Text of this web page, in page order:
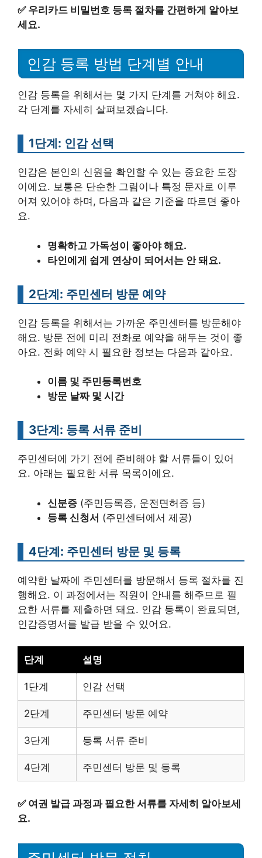
✅ 우리카드 비밀번호 등록 절차를 간편하게 알아보
세요.
인감 등록 방법 단계별 안내
인감 등록을 위해서는 몇 가지 단계를 거쳐야 해요.
각 단계를 자세히 살펴보겠습니다.
1단계: 인감 선택
인감은 본인의 신원을 확인할 수 있는 중요한 도장
이에요. 보통은 단순한 그림이나 특정 문자로 이루
어져 있어야 하며, 다음과 같은 기준을 따르면 좋아
요.
명확하고 가독성이 좋아야 해요.
타인에게 쉽게 연상이 되어서는 안 돼요.
2단계: 주민센터 방문 예약
인감 등록을 위해서는 가까운 주민센터를 방문해야
해요. 방문 전에 미리 전화로 예약을 해두는 것이 좋
아요. 전화 예약 시 필요한 정보는 다음과 같아요.
이름 및 주민등록번호
방문 날짜 및 시간
3단계: 등록 서류 준비
주민센터에 가기 전에 준비해야 할 서류들이 있어
요. 아래는 필요한 서류 목록이에요.
신분증 (주민등록증, 운전면허증 등)
등록 신청서 (주민센터에서 제공)
4단계: 주민센터 방문 및 등록
예약한 날짜에 주민센터를 방문해서 등록 절차를 진
행해요. 이 과정에서는 직원이 안내를 해주므로 필
요한 서류를 제출하면 돼요. 인감 등록이 완료되면,
인감증명서를 발급 받을 수 있어요.
단계 설명
1단계 인감 선택
2단계 주민센터 방문 예약
3단계 등록 서류 준비
4단계 주민센터 방문 및 등록
✅ 여권 발급 과정과 필요한 서류를 자세히 알아보세
요.